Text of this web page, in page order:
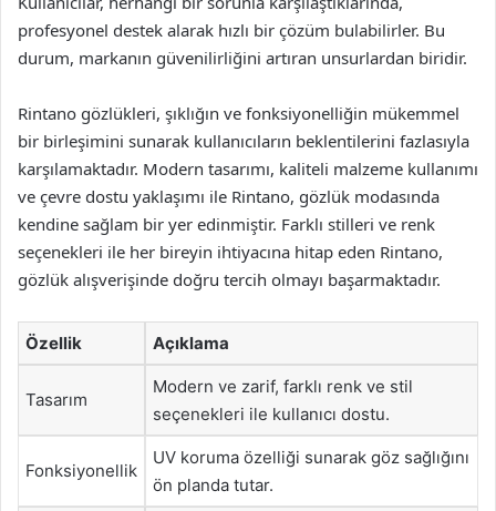
profesyonel destek alarak hızlı bir çözüm bulabilirler. Bu
durum, markanın güvenilirliğini artıran unsurlardan biridir.
Rintano gözlükleri, şıklığın ve fonksiyonelliğin mükemmel
bir birleşimini sunarak kullanıcıların beklentilerini fazlasıyla
karşılamaktadır. Modern tasarımı, kaliteli malzeme kullanımı
ve çevre dostu yaklaşımı ile Rintano, gözlük modasında
kendine sağlam bir yer edinmiştir. Farklı stilleri ve renk
seçenekleri ile her bireyin ihtiyacına hitap eden Rintano,
gözlük alışverişinde doğru tercih olmayı başarmaktadır.
Özellik Açıklama
Tasarım
Modern ve zarif, farklı renk ve stil
seçenekleri ile kullanıcı dostu.
Fonksiyonellik
UV koruma özelliği sunarak göz sağlığını
ön planda tutar.